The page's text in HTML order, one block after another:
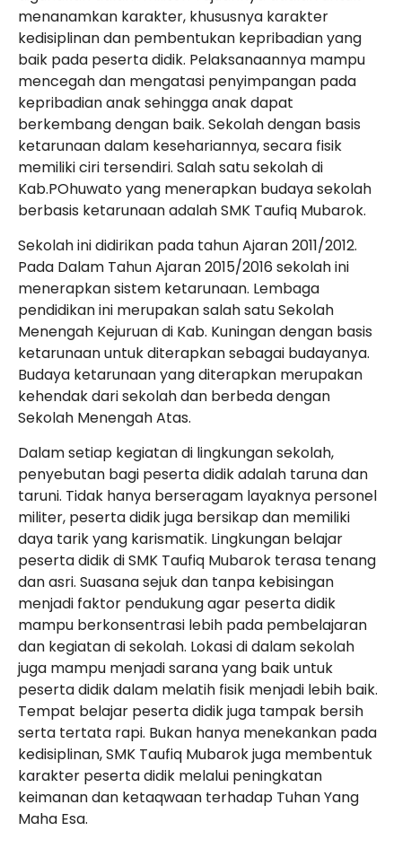
menanamkan karakter, khususnya karakter
kedisiplinan dan pembentukan kepribadian yang
baik pada peserta didik. Pelaksanaannya mampu
mencegah dan mengatasi penyimpangan pada
kepribadian anak sehingga anak dapat
berkembang dengan baik. Sekolah dengan basis
ketarunaan dalam kesehariannya, secara fisik
memiliki ciri tersendiri. Salah satu sekolah di
Kab.POhuwato yang menerapkan budaya sekolah
berbasis ketarunaan adalah SMK Taufiq Mubarok.
Sekolah ini didirikan pada tahun Ajaran 2011/2012.
Pada Dalam Tahun Ajaran 2015/2016 sekolah ini
menerapkan sistem ketarunaan. Lembaga
pendidikan ini merupakan salah satu Sekolah
Menengah Kejuruan di Kab. Kuningan dengan basis
ketarunaan untuk diterapkan sebagai budayanya.
Budaya ketarunaan yang diterapkan merupakan
kehendak dari sekolah dan berbeda dengan
Sekolah Menengah Atas.
Dalam setiap kegiatan di lingkungan sekolah,
penyebutan bagi peserta didik adalah taruna dan
taruni. Tidak hanya berseragam layaknya personel
militer, peserta didik juga bersikap dan memiliki
daya tarik yang karismatik. Lingkungan belajar
peserta didik di SMK Taufiq Mubarok terasa tenang
dan asri. Suasana sejuk dan tanpa kebisingan
menjadi faktor pendukung agar peserta didik
mampu berkonsentrasi lebih pada pembelajaran
dan kegiatan di sekolah. Lokasi di dalam sekolah
juga mampu menjadi sarana yang baik untuk
peserta didik dalam melatih fisik menjadi lebih baik.
Tempat belajar peserta didik juga tampak bersih
serta tertata rapi. Bukan hanya menekankan pada
kedisiplinan, SMK Taufiq Mubarok juga membentuk
karakter peserta didik melalui peningkatan
keimanan dan ketaqwaan terhadap Tuhan Yang
Maha Esa.